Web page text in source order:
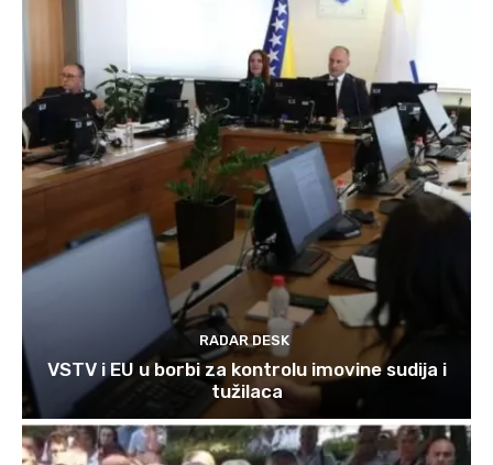
RADAR DESK
VSTV i EU u borbi za kontrolu imovine sudija i
tužilaca